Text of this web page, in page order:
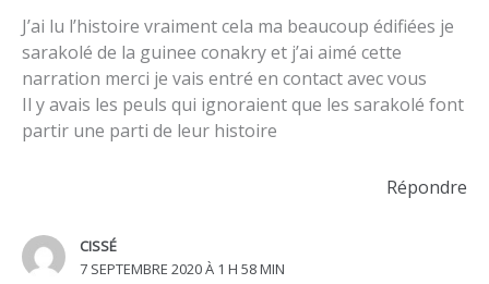
J’ai lu l’histoire vraiment cela ma beaucoup édifiées je
sarakolé de la guinee conakry et j’ai aimé cette
narration merci je vais entré en contact avec vous
Il y avais les peuls qui ignoraient que les sarakolé font
partir une parti de leur histoire
Répondre
CISSÉ
7 SEPTEMBRE 2020 À 1 H 58 MIN